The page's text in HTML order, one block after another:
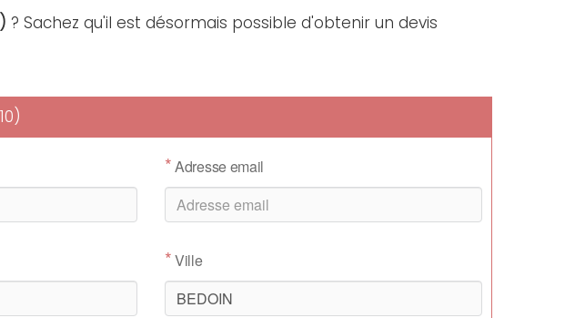
? Sachez qu'il est désormais possible d'obtenir un devis
*Adresse email
*Ville